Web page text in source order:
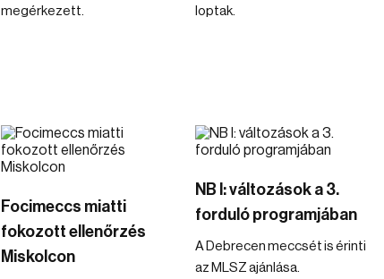
megérkezett.
loptak.
Focimeccs miatti
fokozott ellenőrzés
Miskolcon
NB I: változások a 3.
forduló programjában
A Debrecen meccsét is érinti
az MLSZ ajánlása.